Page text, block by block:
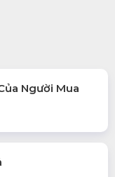
Người Mua